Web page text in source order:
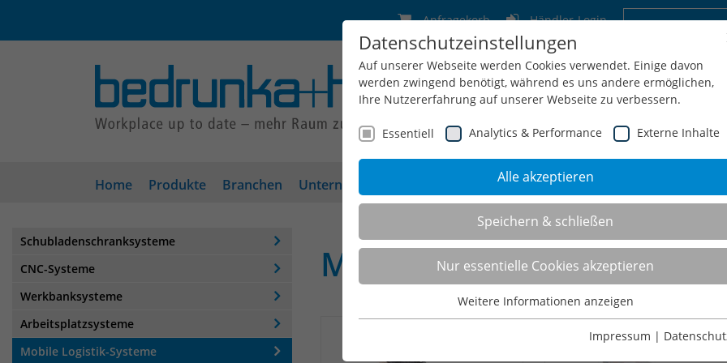
Händler-Login
Anfragekorb
Schweiz
Home Produkte Branchen Unternehmen Konfiguration Shop
Schubladenschranksysteme
CNC-Systeme
Werkbanksysteme
Arbeitsplatzsysteme
Mobile Logistik-Systeme
Mobile Computer- Mess-
Datenschutzeinstellungen
Auf unserer Webseite werden Cookies verwendet. Einige davon
werden zwingend benötigt, während es uns andere ermöglichen,
Ihre Nutzererfahrung auf unserer Webseite zu verbessern.
Essentiell Analytics & Performance Externe Inhalte
Alle akzeptieren
Speichern & schließen
Nur essentielle Cookies akzeptieren
Essentielle Cookies werden für grundlegende Funktionen der
Weitere Informationen anzeigen
Impressum |